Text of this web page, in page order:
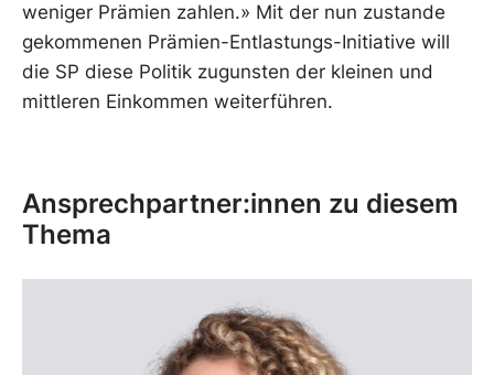
weniger Prämien zahlen.» Mit der nun zustande
gekommenen Prämien-Entlastungs-Initiative will
die SP diese Politik zugunsten der kleinen und
mittleren Einkommen weiterführen.
Ansprechpartner:innen zu diesem
Thema